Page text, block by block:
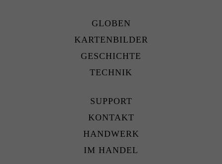
GLOBEN
KARTENBILDER
GESCHICHTE
TECHNIK
SUPPORT
KONTAKT
HANDWERK
IM HANDEL